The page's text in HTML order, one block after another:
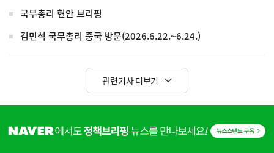
국무총리 현안 브리핑
김민석 국무총리 중국 방문(2026.6.22.~6.24.)
관련기사 더보기
단